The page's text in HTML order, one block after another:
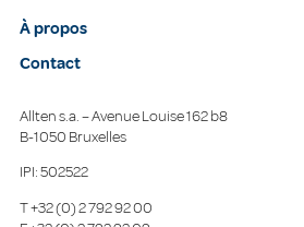
À propos
Contact
Allten s.a. – Avenue Louise 162 b8
B-1050 Bruxelles
IPI: 502522
T+32 (0) 2 792 92 00